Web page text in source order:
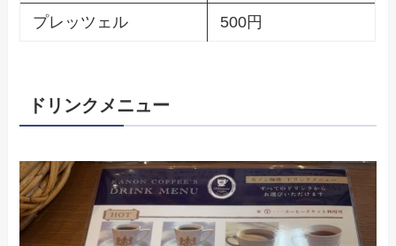
プレッツェル 500円
ドリンクメニュー